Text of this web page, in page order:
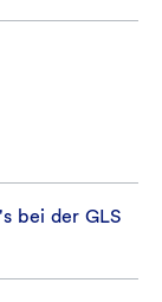
bei der GLS